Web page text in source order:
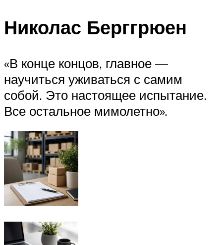
Николас Берггрюен
«В конце концов, главное —
научиться уживаться с самим
собой. Это настоящее испытание.
Все остальное мимолетно».